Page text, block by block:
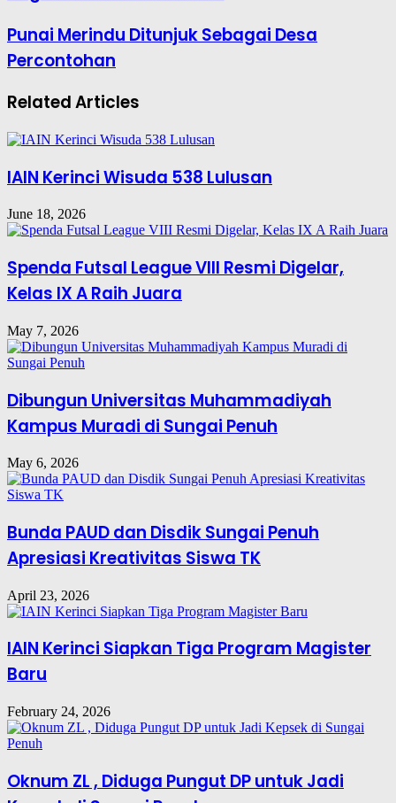
Punai Merindu Ditunjuk Sebagai Desa
Percontohan
Related Articles
IAIN Kerinci Wisuda 538 Lulusan
June 18, 2026
Spenda Futsal League VIII Resmi Digelar,
Kelas IX A Raih Juara
May 7, 2026
Dibungun Universitas Muhammadiyah
Kampus Muradi di Sungai Penuh
May 6, 2026
Bunda PAUD dan Disdik Sungai Penuh
Apresiasi Kreativitas Siswa TK
April 23, 2026
IAIN Kerinci Siapkan Tiga Program Magister
Baru
February 24, 2026
Oknum ZL , Diduga Pungut DP untuk Jadi